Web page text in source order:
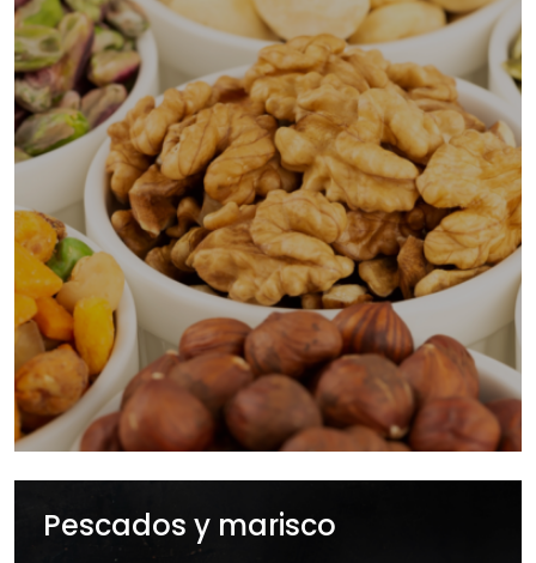
Pescados y marisco